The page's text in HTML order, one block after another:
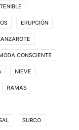
ERUPCIÓN
CONSCIENTE
NIEVE
RAMAS
SURCO